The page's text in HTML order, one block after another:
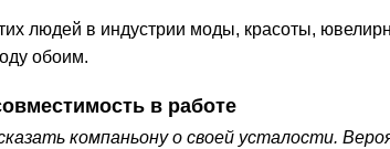
людей в индустрии моды, красоты,
обоим.
в работе
компаньону о своей усталости.